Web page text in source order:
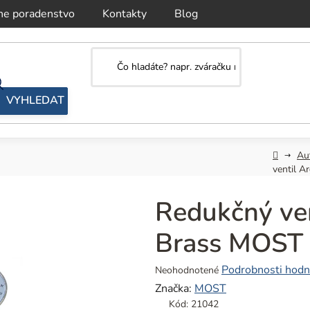
poradenstvo Kontakty Blog
Domov
ventil
Redukčný
Brass
Priemerné
hodnotenie
produktu
Neohodnotené Podrobnosti
Značka: MOST
Kód: 21042